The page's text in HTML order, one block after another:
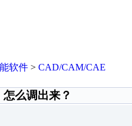
软件 > CAD/CAM/CAE
么调出来？